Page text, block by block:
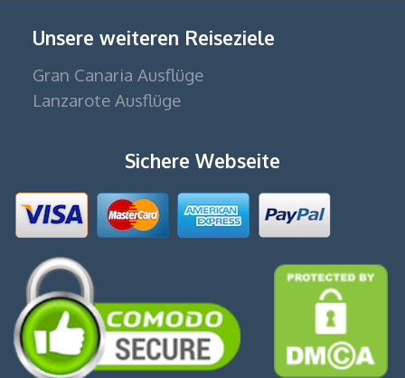
Unsere weiteren Reiseziele
Gran Canaria Ausflüge
Lanzarote Ausflüge
Sichere Webseite